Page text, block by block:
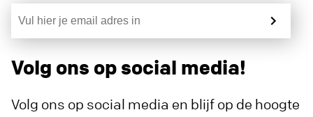
Volg ons op social media!
Volg ons op social media en blijf op de hoogte